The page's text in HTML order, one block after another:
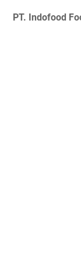
PT. Indofood